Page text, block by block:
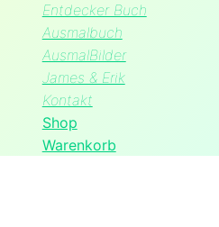
Entdecker Buch
Ausmalbuch
AusmalBilder
James & Erik
Kontakt
Shop
Warenkorb